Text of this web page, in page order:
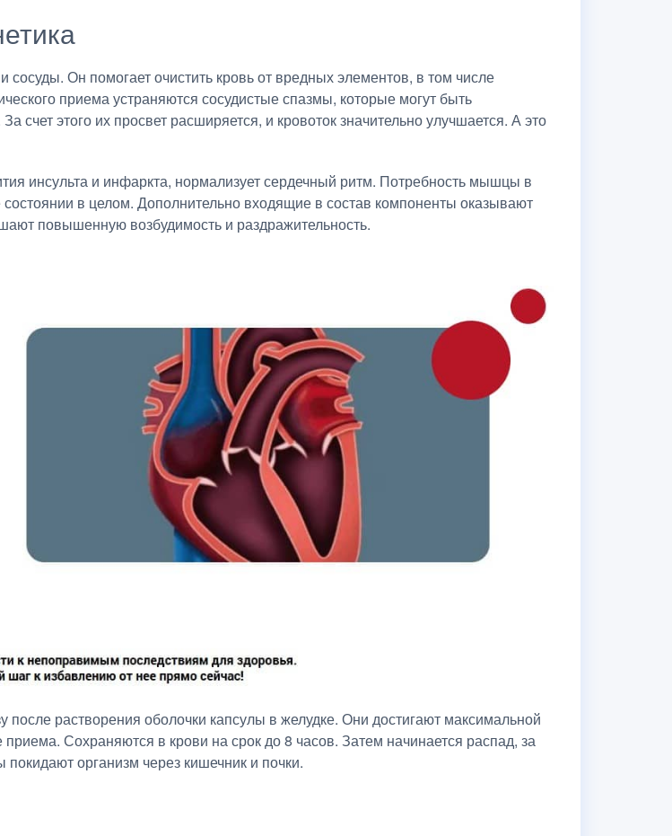
Он помогает очистить кровь от вредных элементов, в том числе
приема устраняются сосудистые спазмы, которые могут быть
этого их просвет расширяется, и кровоток значительно улучшается. А это
инсульта и инфаркта, нормализует сердечный ритм. Потребность мышцы в
в целом. Дополнительно входящие в состав компоненты оказывают
повышенную возбудимость и раздражительность.
растворения оболочки капсулы в желудке. Они достигают максимальной
Сохраняются в крови на срок до 8 часов. Затем начинается распад, за
организм через кишечник и почки.